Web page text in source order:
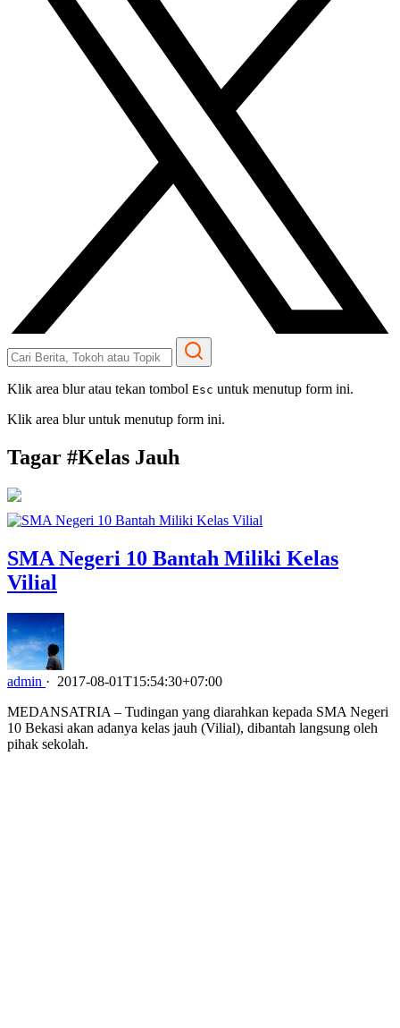
Klik area blur atau tekan tombol Esc untuk menutup form ini.
Klik area blur untuk menutup form ini.
Tagar #Kelas Jauh
SMA Negeri 10 Bantah Miliki Kelas
Vilial
admin · 2017-08-01T15:54:30+07:00
MEDANSATRIA – Tudingan yang diarahkan kepada SMA Negeri
10 Bekasi akan adanya kelas jauh (Vilial), dibantah langsung oleh
pihak sekolah.